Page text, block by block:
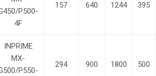
P500-
4F
157 640 1244 395
INPRIME
MX-
P550-
294 900 1800 500